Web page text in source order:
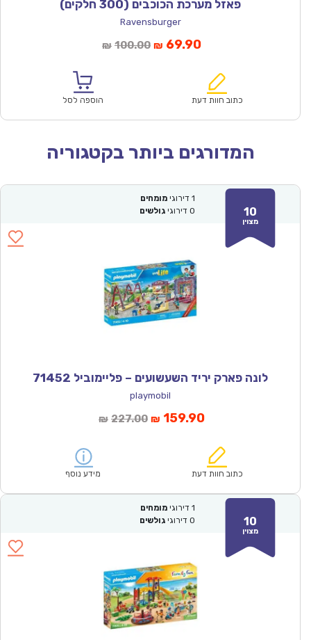
פאזל מערכת הכוכבים (300 חלקים)
Ravensburger
₪ 100.00המחיר
₪100.00.
₪ 69.90המחיר
הוא:
כתוב חוות דעת הוספה לסל
המדורגים ביותר בקטגוריה
10
מצוין
1 דירוגי מומחים
0 דירוגי גולשים
לונה פארק יריד השעשועים – פליימוביל 71452
playmobil
₪ 227.00המחיר
₪227.00.
₪ 159.90המחיר
הוא:
כתוב חוות דעת מידע נוסף
10
מצוין
1 דירוגי מומחים
0 דירוגי גולשים